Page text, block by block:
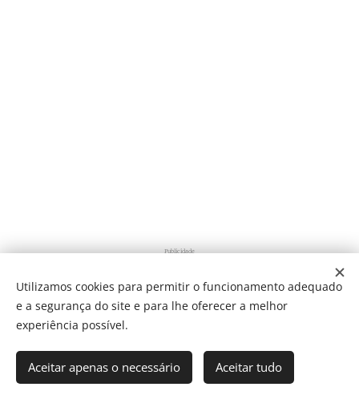
Publicidade
Share
Utilizamos cookies para permitir o funcionamento adequado
e a segurança do site e para lhe oferecer a melhor
experiência possível.
Aceitar apenas o necessário Aceitar tudo